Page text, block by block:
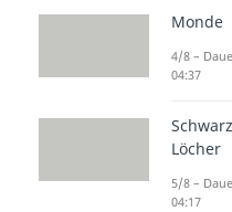
Nikolaus
geboren.
der kleine
Monde
4/8 –
04:37
Löcher
5/8 –
04:17